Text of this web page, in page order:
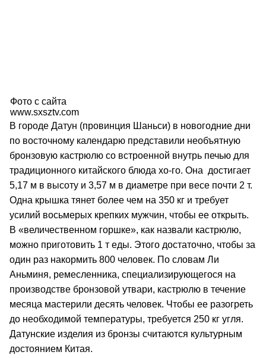
Фото с сайта
www.sxsztv.com
В городе Датун (провинция Шаньси) в новогодние дни
по восточному календарю представили необъятную
бронзовую кастрюлю со встроенной внутрь печью для
традиционного китайского блюда хо-го. Она достигает
5,17 м в высоту и 3,57 м в диаметре при весе почти 2 т.
Одна крышка тянет более чем на 350 кг и требует
усилий восьмерых крепких мужчин, чтобы ее открыть.
В «величественном горшке», как назвали кастрюлю,
можно приготовить 1 т еды. Этого достаточно, чтобы за
один раз накормить 800 человек. По словам Ли
Аньминя, ремесленника, специализирующегося на
производстве бронзовой утвари, кастрюлю в течение
месяца мастерили десять человек. Чтобы ее разогреть
до необходимой температуры, требуется 250 кг угля.
Датунские изделия из бронзы считаются культурным
достоянием Китая.